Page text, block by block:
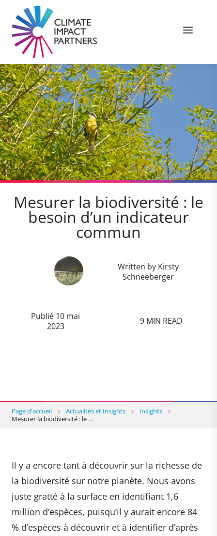
Mesurer la biodiversité : le
besoin d’un indicateur
commun
Written by Kirsty
Schneeberger
Publié 10 mai
2023
9 MIN READ
Page d'accueil Actualités et Insights
Insights
Mesurer la biodiversité : le …
Il y a encore tant à découvrir sur la richesse de
la biodiversité sur notre planète. Nous avons
juste gratté à la surface en identifiant 1,6
million d’espèces, puisqu’il y aurait encore 84
% d’espèces à découvrir et à identifier d’après